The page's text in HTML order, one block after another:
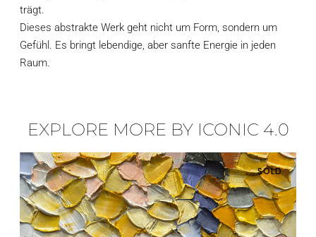
trägt.
Dieses abstrakte Werk geht nicht um Form, sondern um
Gefühl. Es bringt lebendige, aber sanfte Energie in jeden
Raum.
EXPLORE MORE BY ICONIC 4.0
SOLD